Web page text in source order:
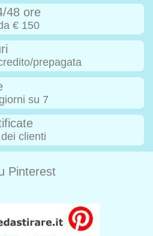
48 ore
€ 150
prepagata
su 7
clienti
Pinterest